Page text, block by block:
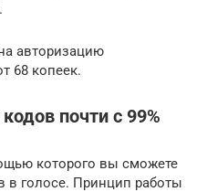
авторизацию
68 копеек.
почти с 99%
которого вы сможете
в голосе. Принцип работы